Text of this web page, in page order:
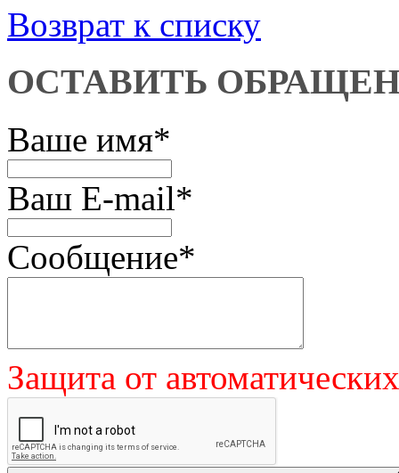
Возврат к списку
ОСТАВИТЬ
Ваше имя*
Ваш E-mail*
Сообщение*
Защита от